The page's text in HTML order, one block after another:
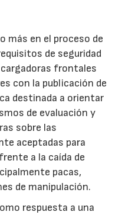
más en el proceso de
de seguridad
frontales
con la publicación de
destinada a orientar
de evaluación y
sobre las
aceptadas para
a la caída de
pacas,
de manipulación.
respuesta a una